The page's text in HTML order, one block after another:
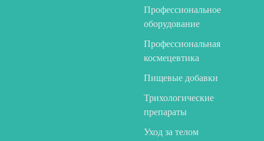
Профессиональное
оборудование
Профессиональная
космецевтика
Пищевые добавки
Трихологические
препараты
Уход за телом